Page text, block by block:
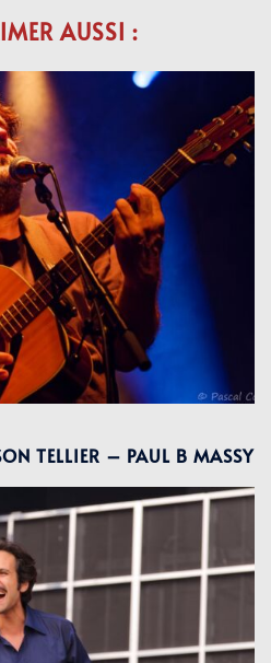
AUSSI :
TELLIER – PAUL B MASSY